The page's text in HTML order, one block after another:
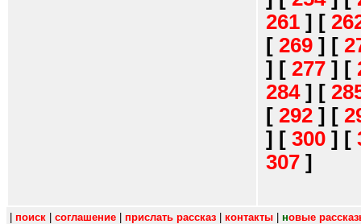
261 ] [
[ 269 ] [
] [ 277 ] [
284] [
[ 292 ] [
] [ 300 ] [
307 ]
поиск соглашение прислать рассказ контакты новые